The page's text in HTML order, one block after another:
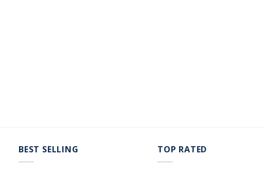
BEST SELLING TOP RATED